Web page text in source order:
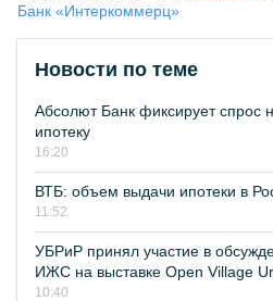
Банк «Интеркоммерц»
Новости по теме
Абсолют Банк фиксирует спрос
ипотеку
16:20
ВТБ: объем выдачи ипотеки в
11:52
УБРиР принял участие в
ИЖС на выставке Open Village
10:40